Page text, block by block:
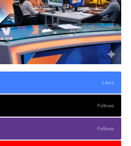
Likes
Follows
Follows